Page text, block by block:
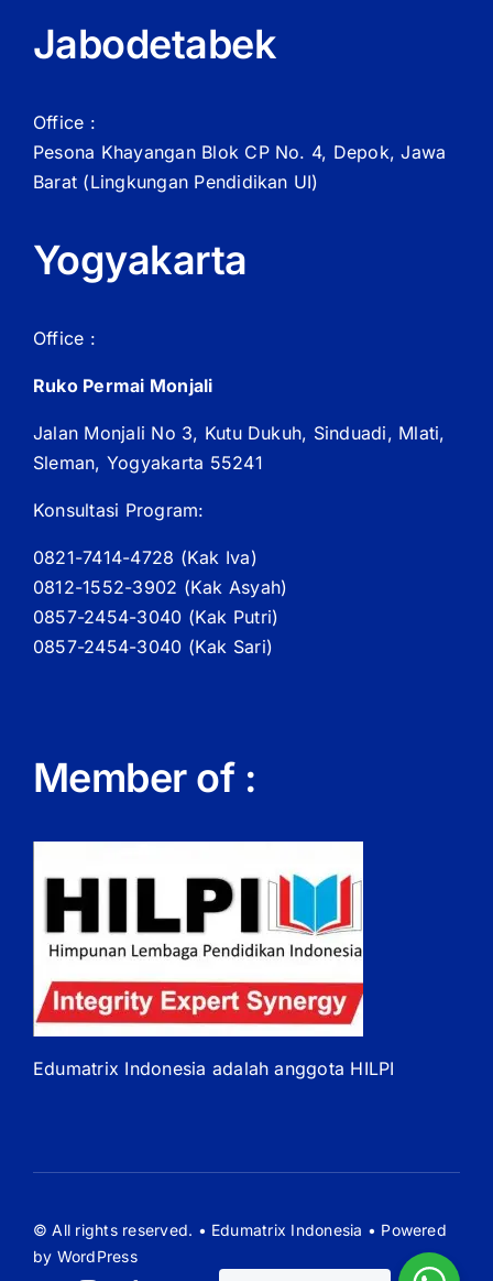
Jabodetabek
Office :
Pesona Khayangan Blok CP No. 4, Depok, Jawa
Barat (Lingkungan Pendidikan UI)
Yogyakarta
Office :
Ruko Permai Monjali
Jalan Monjali No 3, Kutu Dukuh, Sinduadi, Mlati,
Sleman, Yogyakarta 55241
Konsultasi Program:
0821-7414-4728 (Kak Iva)
0812-1552-3902 (Kak Asyah)
0857-2454-3040 (Kak Putri)
0857-2454-3040 (Kak Sari)
Member of :
Edumatrix Indonesia adalah anggota HILPI
© All rights reserved. • Edumatrix Indonesia • Powered
by WordPress